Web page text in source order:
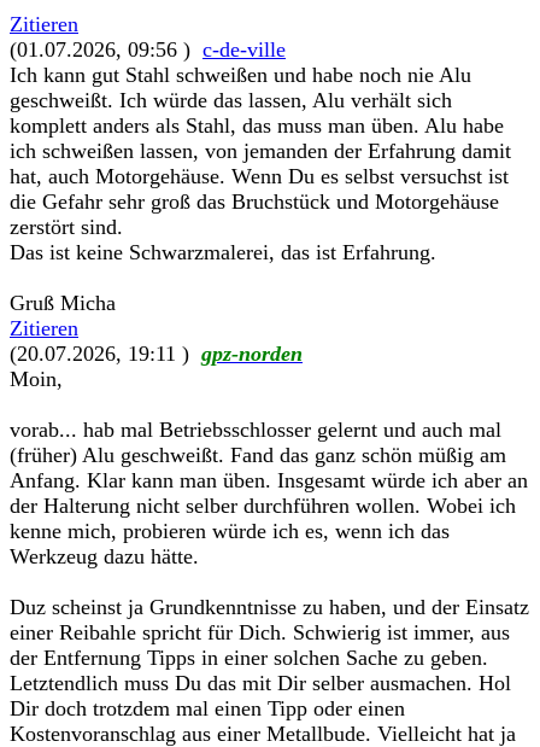
Zitieren
(01.07.2026, 09:56 ) c-de-ville
Ich kann gut Stahl schweißen und habe noch nie Alu
geschweißt. Ich würde das lassen, Alu verhält sich
komplett anders als Stahl, das muss man üben. Alu habe
ich schweißen lassen, von jemanden der Erfahrung damit
hat, auch Motorgehäuse. Wenn Du es selbst versuchst ist
die Gefahr sehr groß das Bruchstück und Motorgehäuse
zerstört sind.
Das ist keine Schwarzmalerei, das ist Erfahrung.
Gruß Micha
Zitieren
(20.07.2026, 19:11 ) gpz-norden
Moin,
vorab... hab mal Betriebsschlosser gelernt und auch mal
(früher) Alu geschweißt. Fand das ganz schön müßig am
Anfang. Klar kann man üben. Insgesamt würde ich aber an
der Halterung nicht selber durchführen wollen. Wobei ich
kenne mich, probieren würde ich es, wenn ich das
Werkzeug dazu hätte.
Duz scheinst ja Grundkenntnisse zu haben, und der Einsatz
einer Reibahle spricht für Dich. Schwierig ist immer, aus
der Entfernung Tipps in einer solchen Sache zu geben.
Letztendlich muss Du das mit Dir selber ausmachen. Hol
Dir doch trotzdem mal einen Tipp oder einen
Kostenvoranschlag aus einer Metallbude. Vielleicht hat ja